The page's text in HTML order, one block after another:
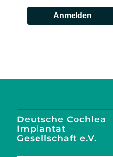
Anmelden
Deutsche Cochlea
Implantat
Gesellschaft e.V.